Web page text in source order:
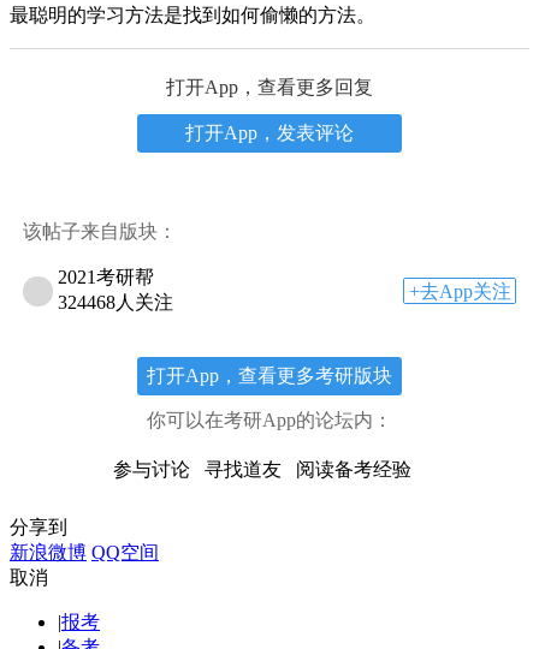
最聪明的学习方法是找到如何偷懒的方法。
打开App，查看更多回复
打开App，发表评论
该帖子来自版块：
2021考研帮
324468人关注
+去App关注
打开App，查看更多考研版块
你可以在考研App的论坛内：
参与讨论 寻找道友 阅读备考经验
分享到
新浪微博 QQ空间
取消
|报考